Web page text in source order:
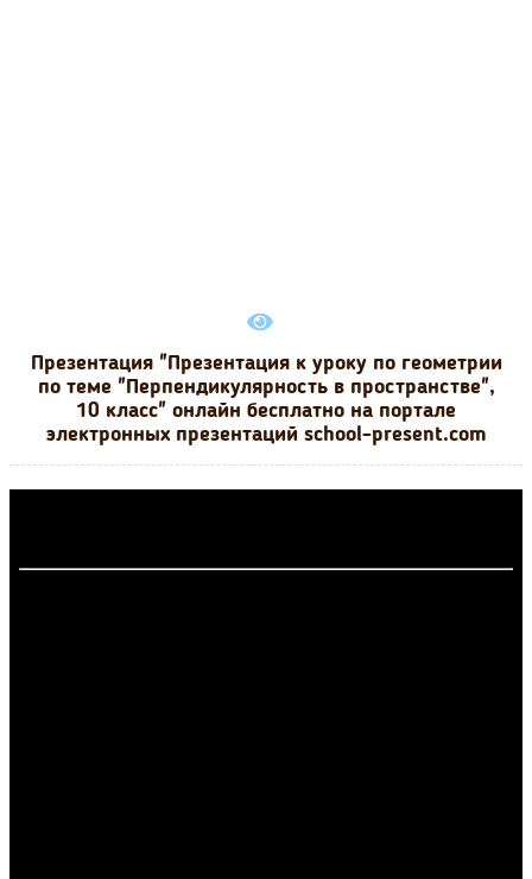
Презентация "Презентация к уроку по геометрии
по теме "Перпендикулярность в пространстве",
10 класс" онлайн бесплатно на портале
электронных презентаций school-present.com